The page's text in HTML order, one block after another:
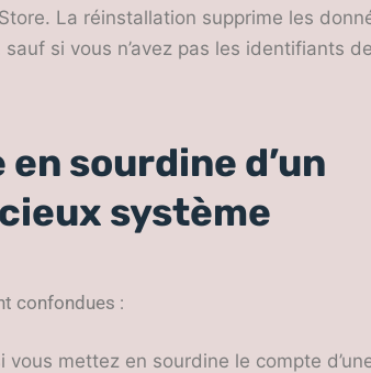
La réinstallation supprime les
si vous n’avez pas les identifiants de
sourdine d’un
système
confondues :
mettez en sourdine le compte